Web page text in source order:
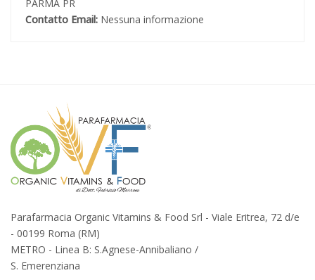
PARMA PR
Contatto Email: Nessuna informazione
Parafarmacia Organic Vitamins & Food Srl - Viale Eritrea, 72 d/e
- 00199 Roma (RM)
METRO - Linea B: S.Agnese-Annibaliano /
S. Emerenziana